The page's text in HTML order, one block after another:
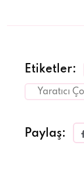
Etiketler:
Yaratıcı
Paylaş: